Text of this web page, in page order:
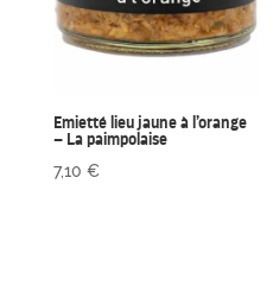
Emietté lieu jaune à l’orange
– La paimpolaise
7,10 €